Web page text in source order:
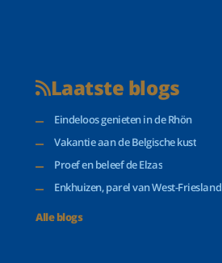
Laatste blogs
Eindeloos genieten in de Rhön
Vakantie aan de Belgische kust
Proef en beleef de Elzas
Enkhuizen, parel van West-Friesland
Alle blogs